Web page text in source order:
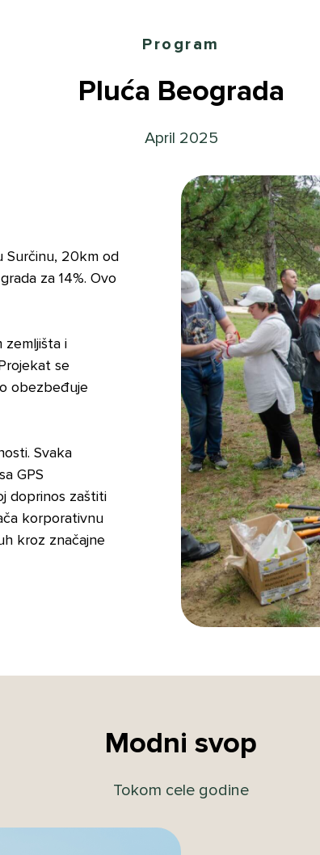
Program
Pluća Beograda
April 2025
Surčinu, 20km od
za 14%. Ovo
zemljišta i
se
obezbeđuje
Svaka
GPS
doprinos zaštiti
korporativnu
kroz značajne
Modni svop
Tokom cele godine